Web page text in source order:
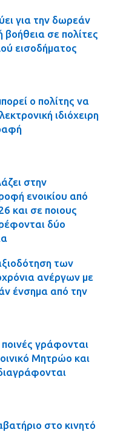
για την δωρεάν
βοήθεια σε πολίτες
εισοδήματος
ο πολίτης να
ιδιόχειρη
στην
ενοικίου από
και σε ποιους
δύο
των
ανέργων με
ένσημα από την
ποινές γράφονται
Μητρώο και
στο κινητό